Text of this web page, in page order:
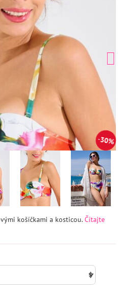
30%
košíčkami a kosticou.Čítajte